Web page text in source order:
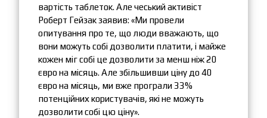
вартість таблеток. Але чеський активіст
Роберт Гейзак заявив: «Ми провели
опитування про те, що люди вважають, що
вони можуть собі дозволити платити, і майже
кожен міг собі це дозволити за менш ніж 20
євро на місяць. Але збільшивши ціну до 40
євро на місяць, ми вже програли 33%
потенційних користувачів, які не можуть
дозволити собі цю ціну».